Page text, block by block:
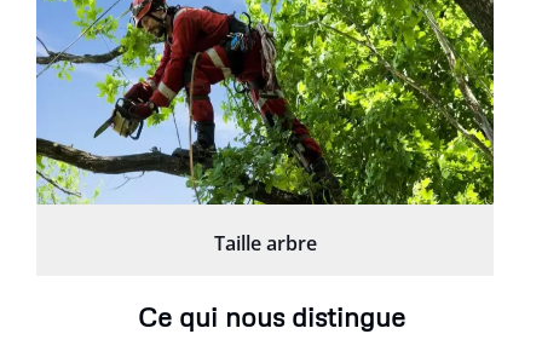
Taille arbre
Ce qui nous distingue